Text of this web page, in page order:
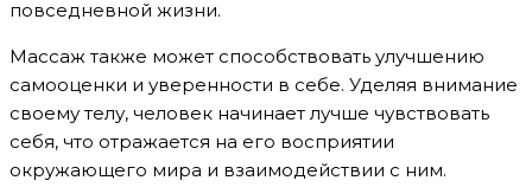
повседневной жизни.
Массаж также может способствовать улучшению
самооценки и уверенности в себе. Уделяя внимание
своему телу, человек начинает лучше чувствовать
себя, что отражается на его восприятии
окружающего мира и взаимодействии с ним.